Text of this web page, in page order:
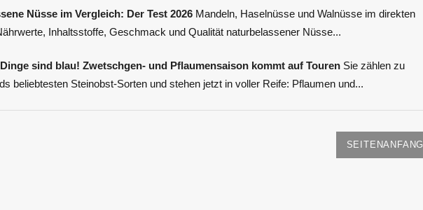
Nüsse im Vergleich: Der Test 2026 Mandeln, Haselnüsse und Walnüsse im direkten
Inhaltsstoffe, Geschmack und Qualität naturbelassener Nüsse...
sind blau! Zwetschgen- und Pflaumensaison kommt auf Touren Sie zählen zu
beliebtesten Steinobst-Sorten und stehen jetzt in voller Reife: Pflaumen und...
SEITENANFANG